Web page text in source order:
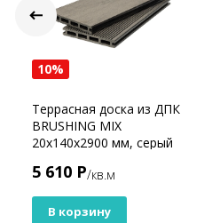
10%
Террасная доска из ДПК
BRUSHING MIX
20х140х2900 мм, серый
5 610 Р/кв.м
В корзину